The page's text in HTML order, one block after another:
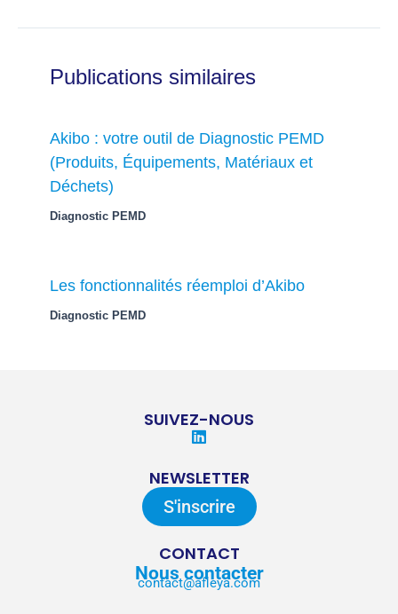
Publications similaires
Akibo : votre outil de Diagnostic PEMD
(Produits, Équipements, Matériaux et
Déchets)
Diagnostic PEMD
Les fonctionnalités réemploi d’Akibo
Diagnostic PEMD
SUIVEZ-NOUS
L
k
e
d
i
n
NEWSLETTER
S'inscrire
CONTACT
Nous contacter
contact@afleya.com